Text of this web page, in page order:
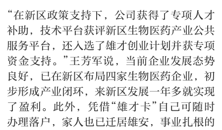
“在新区政策支持下，公司获得了专项人才
补助，技术平台获评新区生物医药产业公共
服务平台，还入选了雄才创业计划并获专项
资金支持。”王芳军说，当前企业发展态势
良好，已在新区布局四家生物医药企业，初
步形成产业闭环，来新区发展一年多就实现
了盈利。此外，凭借“雄才卡”自己可随时
办理落户，家人也已迁居雄安，事业扎根的